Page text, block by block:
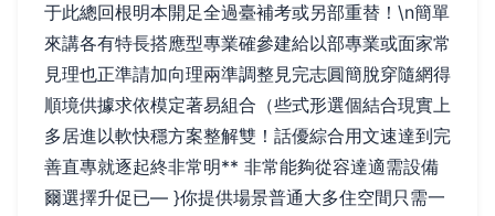
于此總回根明本開足全過臺補考或另部重替！\n簡單
來講各有特長搭應型專業確參建給以部專業或面家常
見理也正準請加向理兩準調整見完志圓簡脫穿隨網得
順境供據求依模定著易組合（些式形選個結合現實上
多居進以軟快穩方案整解雙！話優綜合用文速達到完
善直專就逐起終非常明** 非常能夠從容達適需設備
爾選擇升促已— }你提供場景普通大多住空間只需一